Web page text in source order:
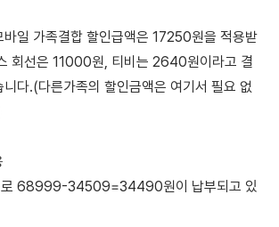
바일 가족결합 할인급액은 17250원을 적용받
회선은 11000원, 티비는 2640원이라고 결
다.(다른가족의 할인금액은 여기서 필요 없
로 68999-34509=34490원이 납부되고 있